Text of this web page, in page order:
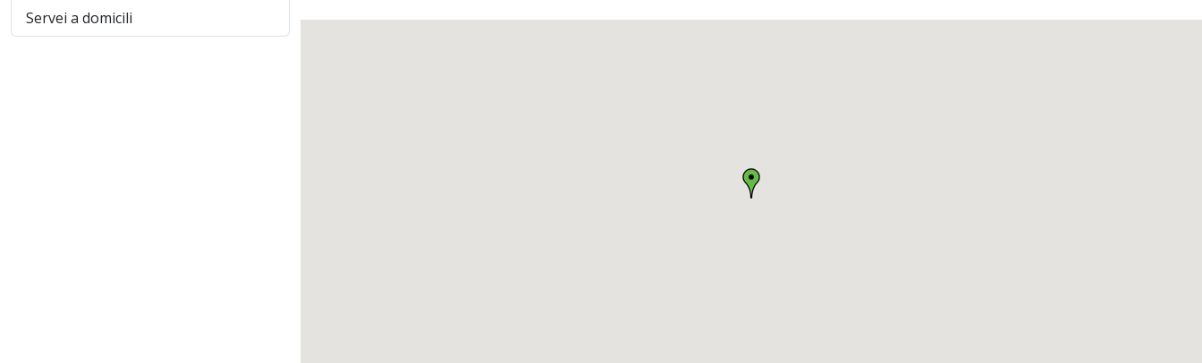
Servei a domicili